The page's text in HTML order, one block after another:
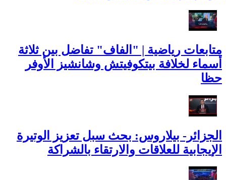
متابعات رياضية | "الفاف" تفاضل بين ثلاثة
أسماء لخلافة بيتكوفيتش وشانشيز الأوفر
حظا
الجزائر- بيلاروس: بحث سبل تعزيز الوتيرة
الإيجابية للعلاقات والارتقاء بالشراكة